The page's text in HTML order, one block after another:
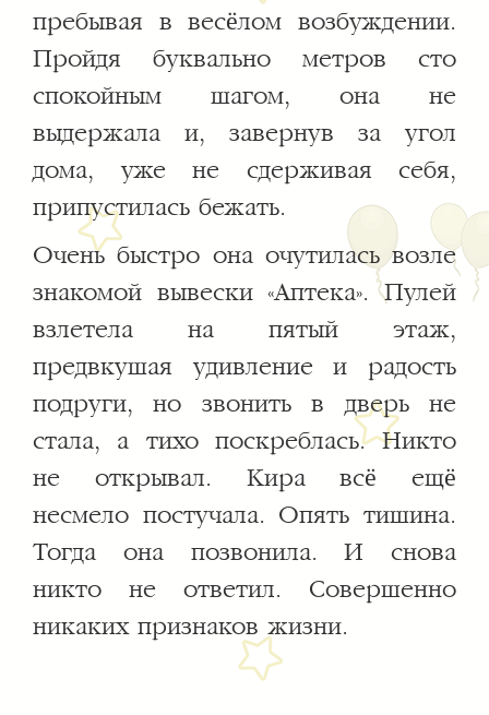
пребывая в весёлом возбуждении.
Пройдя буквально метров сто
спокойным шагом, она не
выдержала и, завернув за угол
дома, уже не сдерживая себя,
припустилась бежать.
Очень быстро она очутилась возле
знакомой вывески «Аптека». Пулей
взлетела на пятый этаж,
предвкушая удивление и радость
подруги, но звонить в дверь не
стала, а тихо поскреблась. Никто
не открывал. Кира всё ещё
несмело постучала. Опять тишина.
Тогда она позвонила. И снова
никто не ответил. Совершенно
никаких признаков жизни.